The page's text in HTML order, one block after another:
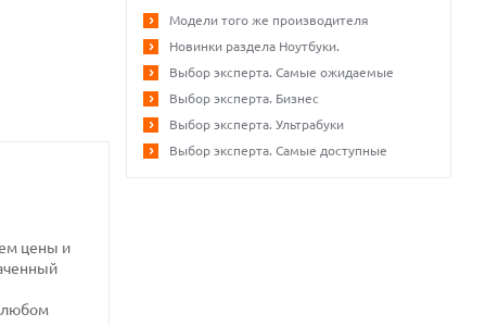
цены и
любом
Модели того же производителя
Новинки раздела Ноутбуки.
Выбор эксперта. Самые ожидаемые
Выбор эксперта. Бизнес
Выбор эксперта. Ультрабуки
Выбор эксперта. Самые доступные